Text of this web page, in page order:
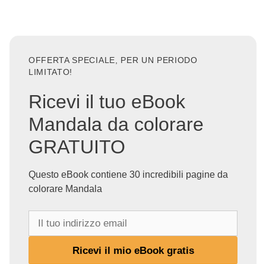
OFFERTA SPECIALE, PER UN PERIODO
LIMITATO!
Ricevi il tuo eBook
Mandala da colorare
GRATUITO
Questo eBook contiene 30 incredibili pagine da
colorare Mandala
Ricevi il mio eBook gratis